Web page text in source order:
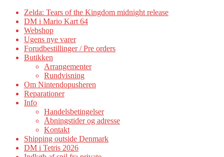
Zelda: Tears of the Kingdom midnight release
DM i Mario Kart 64
Webshop
Ugens nye varer
Forudbestillinger / Pre orders
Butikken
Arrangementer
Rundvisning
Om Nintendopusheren
Reparationer
Info
Handelsbetingelser
Åbningstider og adresse
Kontakt
Shipping outside Denmark
DM i Tetris 2026